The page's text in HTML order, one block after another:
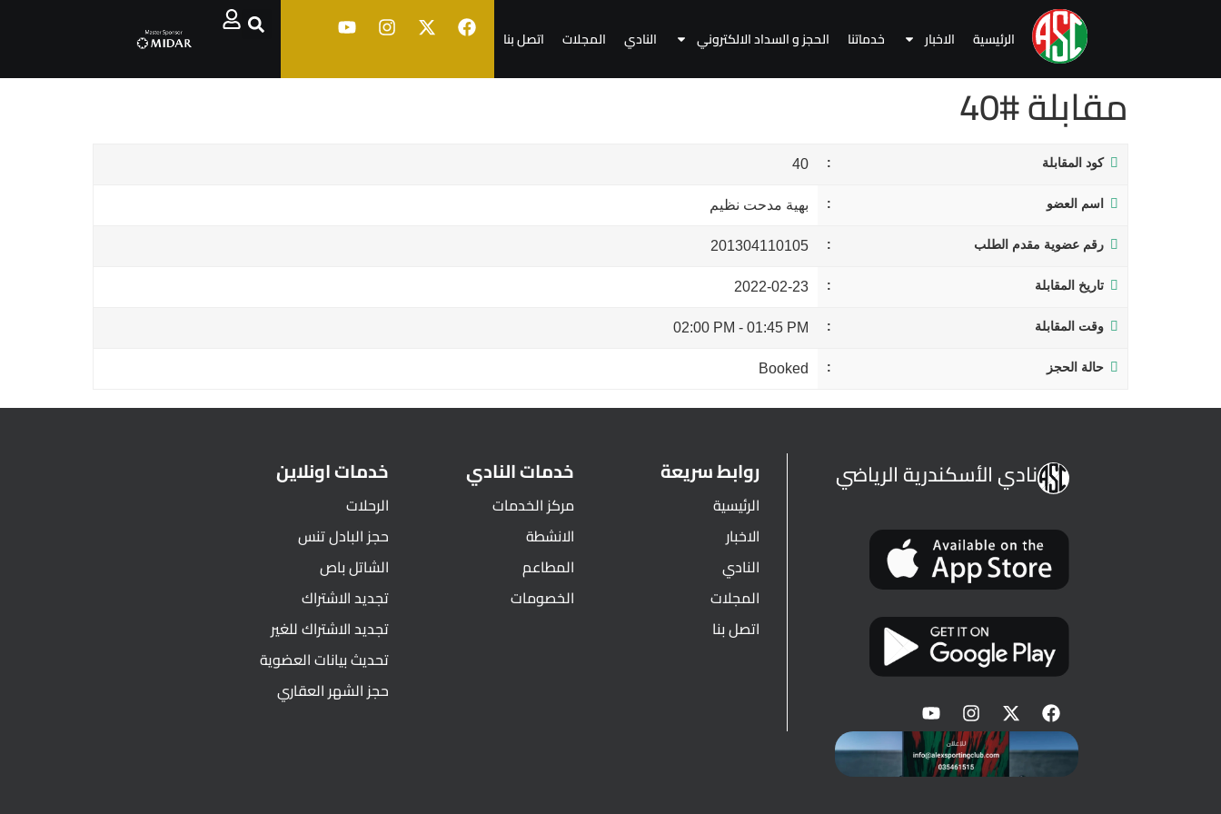
الرئيسية الاخبار خدماتنا الحجز و السداد الالكتروني النادي المجلات اتصل بنا
مقابلة #40
كود المقابلة 40
اسم العضو بهية مدحت نظيم
رقم عضوية مقدم الطلب 201304110105
تاريخ المقابلة 2022-02-23
وقت المقابلة 01:45 PM
-
02:00 PM
حالة الحجز Booked
نادي الأسكندرية الرياضي روابط سريعة
الرئيسية
الاخبار
النادي
المجلات
اتصل بنا
خدمات النادي
مركز الخدمات
الانشطة
المطاعم
الخصومات
خدمات اونلاين
الرحلات
حجز البادل تنس
الشاتل باص
تجديد الاشتراك
تجديد الاشتراك للغير
تحديث بيانات العضوية
حجز الشهر العقاري